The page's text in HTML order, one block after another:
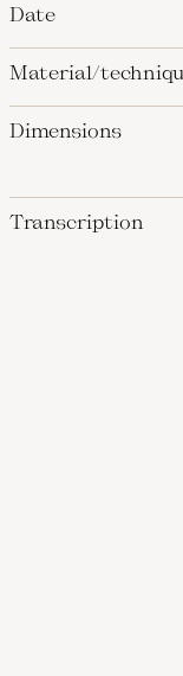
Date
Material/
Dimensions
Transcription